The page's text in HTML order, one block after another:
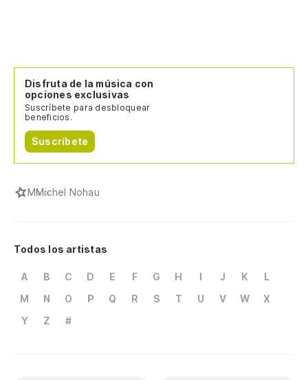
Disfruta de la música con
opciones exclusivas
Suscríbete para desbloquear
beneficios.
Suscríbete
MMichel Nohau
Todos los artistas
A B C D E F G H I J K
L
M
N O P Q R S T U V W
X
Y
Z #